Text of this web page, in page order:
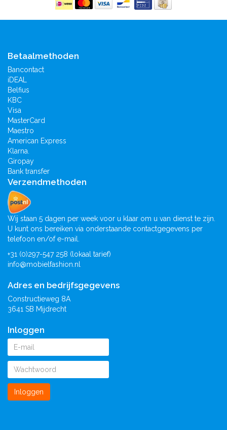
Betaalmethoden
Bancontact
iDEAL
Belfius
KBC
Visa
MasterCard
Maestro
American Express
Klarna.
Giropay
Bank transfer
Verzendmethoden
Wij staan 5 dagen per week voor u klaar om u van dienst te zijn.
U kunt ons bereiken via onderstaande contactgegevens per
telefoon en/of e-mail.
+31 (0)297-547 258 (lokaal tarief)
info@mobielfashion.nl
Adres en bedrijfsgegevens
Constructieweg 8A
3641 SB Mijdrecht
Inloggen
Inloggen